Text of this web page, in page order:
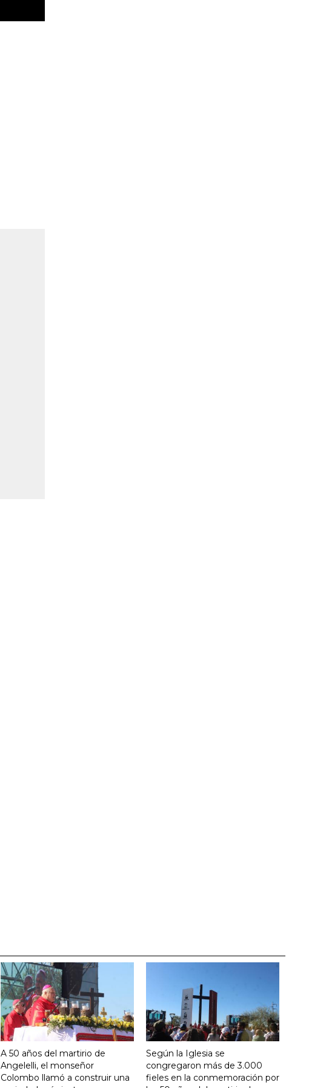
A 50 años del martirio de
Angelelli, el monseñor
Colombo llamó a construir una
Según la Iglesia se
congregaron más de 3.000
fieles en la conmemoración por